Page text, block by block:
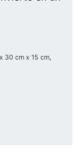
30 cm x 15 cm,